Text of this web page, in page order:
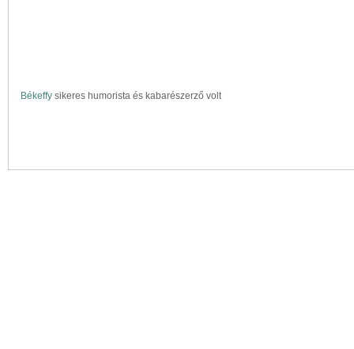
Békeffy sikeres humorista és kabarészerző volt